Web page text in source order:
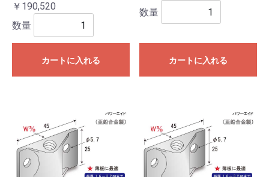
￥190,520
数量
カートに入れる
数量
カートに入れる